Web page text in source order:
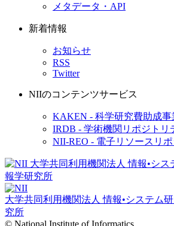
メタデータ・API
新着情報
お知らせ
RSS
Twitter
NIIのコンテンツサービス
KAKEN - 科学研究費助成事
IRDB - 学術機関リポジトリ
NII-REO - 電子リソースリポ
大学共同利用機関法人 情報•システム
究所